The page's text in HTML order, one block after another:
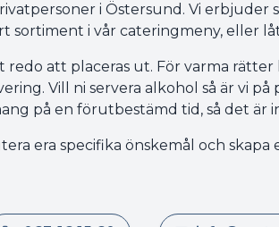
i Östersund. Vi erbjuder
sortiment i vår cateringmeny, eller
redo att placeras ut. För varma
Vill ni servera alkohol så är vi
på en förutbestämd tid, så det är
era specifika önskemål och